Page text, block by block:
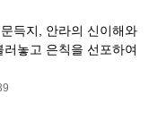
득지, 안라의 신이해와
놓고 은칙을 선포하여